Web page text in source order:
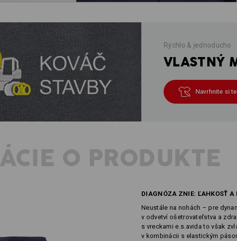
Rýchlo & jednoducho
VLASTNÝ
Navrhnite si
O PRODUKTE
DIAGNÓZA ZNIE: ĽAHKOSŤ A
Neustále na nohách – pre
v odvetví ošetrovateľstva a
s vreckami e.s.avida to však
v kombinácii s elastickým